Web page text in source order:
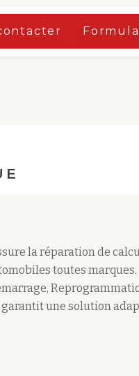
la réparation de
toutes marques.
une solution